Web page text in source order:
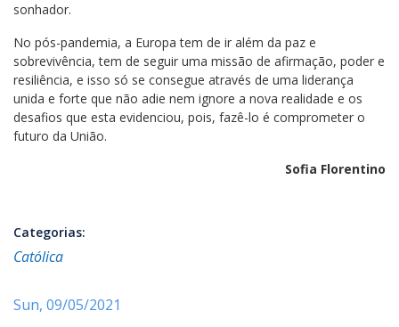
sonhador.
No pós-pandemia, a Europa tem de ir além da paz e
sobrevivência, tem de seguir uma missão de afirmação, poder e
resiliência, e isso só se consegue através de uma liderança
unida e forte que não adie nem ignore a nova realidade e os
desafios que esta evidenciou, pois, fazê-lo é comprometer o
futuro da União.
Sofia Florentino
Categorias:
Católica
Sun, 09/05/2021